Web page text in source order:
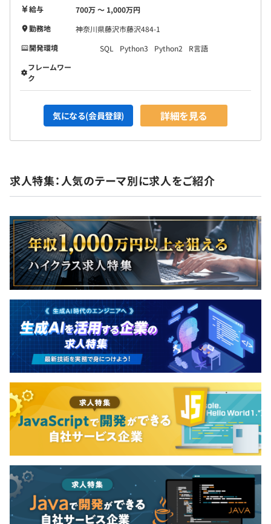
給与
700万 〜 1,000万円
勤務地
神奈川県藤沢市藤沢484-1
開発環境
SQL Python3 Python2
R言語
フレームワー
ク
気になる(会員登録) 詳細を見る
求人特集：人気のテーマ別に求人をご紹介